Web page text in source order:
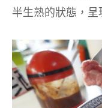
半生熟的狀態，呈